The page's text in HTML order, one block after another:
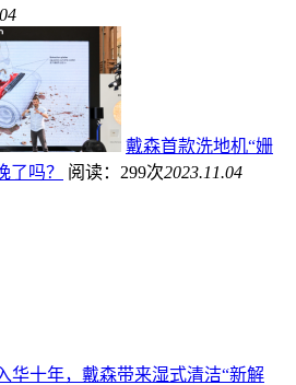
戴森首款洗地机“姗
了吗？
阅读：299次2023.11.04
华十年，戴森带来湿式清洁“新解